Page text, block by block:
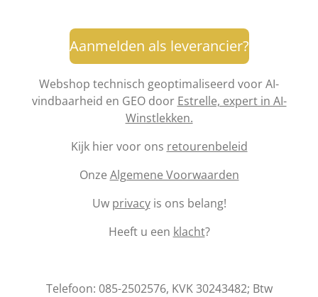
Aanmelden als leverancier?
Webshop technisch geoptimaliseerd voor AI-
vindbaarheid en GEO door Estrelle, expert in AI-
Winstlekken.
Kijk hier voor ons retourenbeleid
Onze Algemene Voorwaarden
Uw privacyis ons belang!
Heeft u een klacht?
Telefoon: 085-2502576, KVK 30243482; Btw